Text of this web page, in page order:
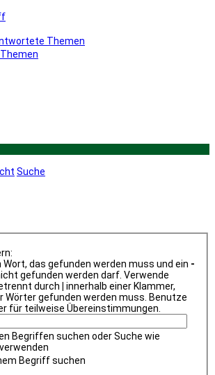
Themen
Suche
Wort, das gefunden werden muss und ein -
gefunden werden darf. Verwende
durch
innerhalb einer Klammer,
Wörter gefunden werden muss. Benutze
für teilweise Übereinstimmungen.
Begriffen suchen oder Suche wie
Begriff suchen